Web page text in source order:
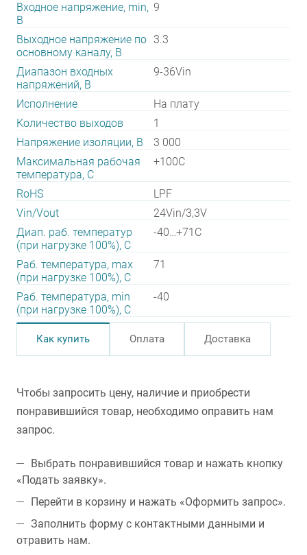
Входное напряжение, min,
В
9
Выходное напряжение по
основному каналу, В
3.3
Диапазон входных
напряжений, В
9-36Vin
Исполнение
На плату
Количество выходов
1
Напряжение изоляции, В
3 000
Максимальная рабочая
температура, C
+100C
RoHS
LPF
Vin/Vout
24Vin/3,3V
Диап. раб. температур
(при нагрузке 100%), C
-40…+71C
Раб. температура, max
(при нагрузке 100%), C
71
Раб. температура, min
(при нагрузке 100%), C
-40
Как купить Оплата Доставка
Чтобы запросить цену, наличие и приобрести
понравившийся товар, необходимо оправить нам
запрос.
Выбрать понравившийся товар и нажать кнопку
«Подать заявку».
Перейти в корзину и нажать «Оформить запрос».
Заполнить форму с контактными данными и
отравить нам.